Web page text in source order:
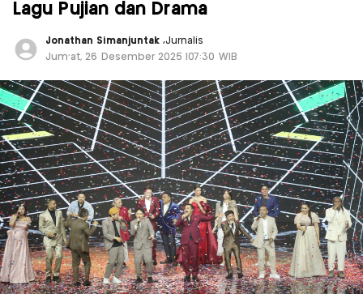
Lagu Pujian dan Drama
Jonathan Simanjuntak,Jurnalis
Jum'at, 26 Desember 2025 |07:30 WIB